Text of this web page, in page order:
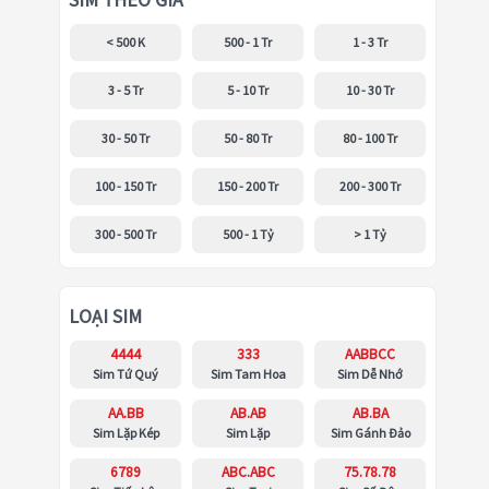
< 500 K 500 - 1 Tr 1 - 3 Tr
3 - 5 Tr 5 - 10 Tr 10 - 30 Tr
30 - 50 Tr 50 - 80 Tr 80 - 100 Tr
100 - 150 Tr 150 - 200 Tr 200 - 300 Tr
300 - 500 Tr 500 - 1 Tỷ > 1 Tỷ
LOẠI SIM
4444
Sim Tứ Quý
333
Sim Tam Hoa
AABBCC
Sim Dễ Nhớ
AA.BB
Sim Lặp Kép
AB.AB
Sim Lặp
AB.BA
Sim Gánh Đảo
6789 ABC.ABC 75.78.78